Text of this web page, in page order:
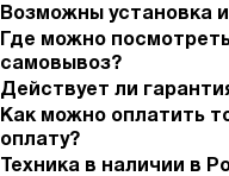
Возможны установка
Где можно
самовывоз?
Действует ли
Как можно оплатить
оплату?
Техника в наличии в